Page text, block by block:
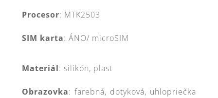
Procesor: MTK2503
SIM karta: ÁNO/ microSIM
Materiál: silikón, plast
Obrazovka: farebná, dotyková, uhlopriečka